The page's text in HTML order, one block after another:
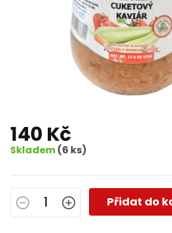
140 Kč
Skladem(6 ks)
Měrná
cena:
Přidat do